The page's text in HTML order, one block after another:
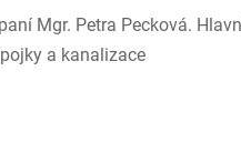
Mgr. Petra Pecková.
a kanalizace